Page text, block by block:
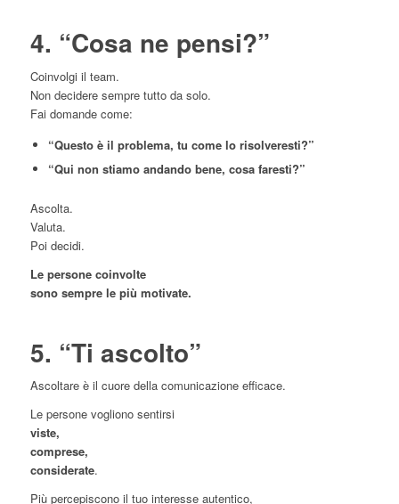
4. “Cosa ne pensi?”
Coinvolgi il team.
Non decidere sempre tutto da solo.
Fai domande come:
“Questo è il problema, tu come lo risolveresti?”
“Qui non stiamo andando bene, cosa faresti?”
Ascolta.
Valuta.
Poi decidi.
Le persone coinvolte
sono sempre le più motivate.
5. “Ti ascolto”
Ascoltare è il cuore della comunicazione efficace.
Le persone vogliono sentirsi
viste,
comprese,
considerate.
Più percepiscono il tuo interesse autentico,